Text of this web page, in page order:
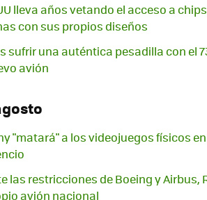
lleva años vetando el acceso a
con sus propios diseños
sufrir una auténtica pesadilla con el
avión
"matará" a los videojuegos físicos
las restricciones de Boeing y
avión nacional